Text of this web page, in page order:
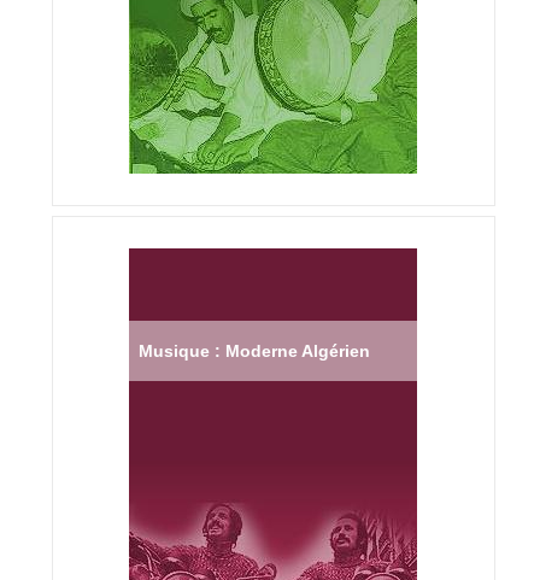
Musique : Moderne Algérien